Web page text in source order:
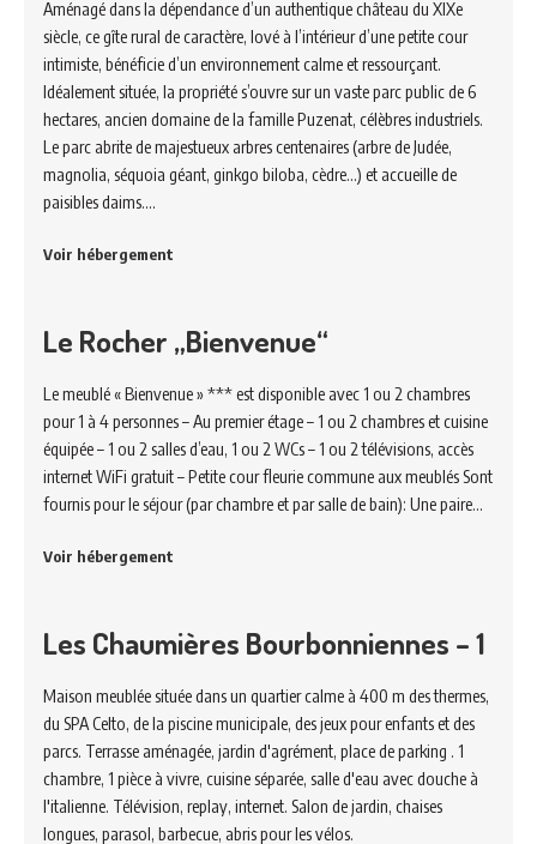
Aménagé dans la dépendance d’un authentique château du XIXe
siècle, ce gîte rural de caractère, lové à l’intérieur d’une petite cour
intimiste, bénéficie d’un environnement calme et ressourçant.
Idéalement située, la propriété s’ouvre sur un vaste parc public de 6
hectares, ancien domaine de la famille Puzenat, célèbres industriels.
Le parc abrite de majestueux arbres centenaires (arbre de Judée,
magnolia, séquoia géant, ginkgo biloba, cèdre…) et accueille de
paisibles daims.…
Voir hébergement
Le Rocher „Bienvenue“
Le meublé « Bienvenue » *** est disponible avec 1 ou 2 chambres
pour 1 à 4 personnes – Au premier étage – 1 ou 2 chambres et cuisine
équipée – 1 ou 2 salles d’eau, 1 ou 2 WCs – 1 ou 2 télévisions, accès
internet WiFi gratuit – Petite cour fleurie commune aux meublés Sont
fournis pour le séjour (par chambre et par salle de bain): Une paire…
Voir hébergement
Les Chaumières Bourbonniennes – 1
Maison meublée située dans un quartier calme à 400 m des thermes,
du SPA Celto, de la piscine municipale, des jeux pour enfants et des
parcs. Terrasse aménagée, jardin d'agrément, place de parking . 1
chambre, 1 pièce à vivre, cuisine séparée, salle d'eau avec douche à
l'italienne. Télévision, replay, internet. Salon de jardin, chaises
longues, parasol, barbecue, abris pour les vélos.